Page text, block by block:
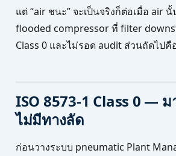
แต่ “air ชนะ” จะเป็นจริงก็ต่อเมื่อ air นั้
flooded compressor ที่ filter
Class 0 และไม่รอด audit ส่วนถัดไปคื
ISO 8573-1 Class 0 —
ไม่มีทางลัด
ก่อนวางระบบ pneumatic Plant